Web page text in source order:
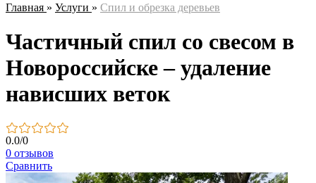
Главная » Услуги » Спил и обрезка деревьев
Частичный спил со свесом в
Новороссийске – удаление
нависших веток
0.0/0
0 отзывов
Сравнить